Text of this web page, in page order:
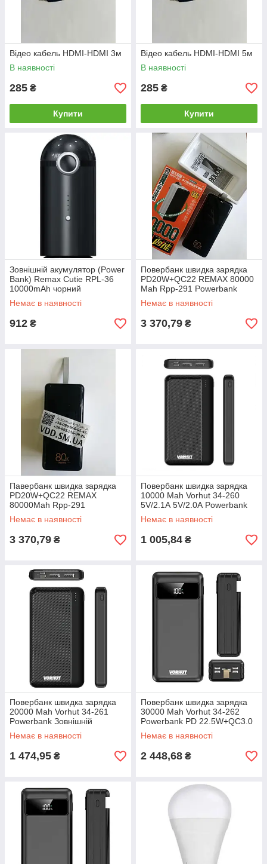
Відео кабель HDMI-HDMI 3м
В наявності
285 ₴
Купити
Відео кабель HDMI-HDMI 5м
В наявності
285 ₴
Купити
Зовнішній акумулятор (Power
Bank) Remax Cutie RPL-36
10000mAh чорний
Портативний зарядний
пристрій
Немає в наявності
912 ₴
Повербанк швидка зарядка
PD20W+QC22 REMAX 80000
Mah Rpp-291 Powerbank
Зовнішній акумулятор Type C
Quick Charge
Немає в наявності
3 370,79 ₴
Павербанк швидка зарядка
PD20W+QC22 REMAX
80000Mah Rpp-291
Powerbank Зовнішній
акумулятор
Немає в наявності
3 370,79 ₴
Повербанк швидка зарядка
10000 Mah Vorhut 34-260
5V/2.1А 5V/2.0А Powerbank
Зовнішній акумулятор
Немає в наявності
1 005,84 ₴
Повербанк швидка зарядка
20000 Mah Vorhut 34-261
Powerbank Зовнішній
акумулятор
Немає в наявності
1 474,95 ₴
Повербанк швидка зарядка
30000 Mah Vorhut 34-262
Powerbank PD 22.5W+QC3.0
Зовнішній акумулятор
Немає в наявності
2 448,68 ₴